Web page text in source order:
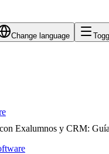
Change language
Exalumnos y CRM: